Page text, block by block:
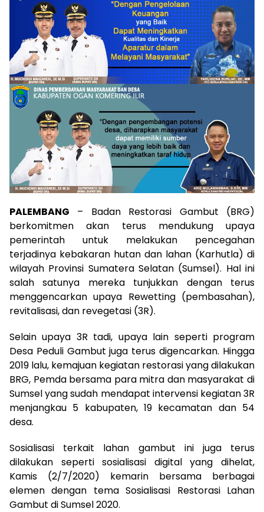
PALEMBANG – Badan Restorasi Gambut (BRG)
berkomitmen akan terus mendukung upaya
pemerintah untuk melakukan pencegahan
terjadinya kebakaran hutan dan lahan (Karhutla) di
wilayah Provinsi Sumatera Selatan (Sumsel). Hal ini
salah satunya mereka tunjukkan dengan terus
menggencarkan upaya Rewetting (pembasahan),
revitalisasi, dan revegetasi (3R).
Selain upaya 3R tadi, upaya lain seperti program
Desa Peduli Gambut juga terus digencarkan. Hingga
2019 lalu, kemajuan kegiatan restorasi yang dilakukan
BRG, Pemda bersama para mitra dan masyarakat di
Sumsel yang sudah mendapat intervensi kegiatan 3R
menjangkau 5 kabupaten, 19 kecamatan dan 54
desa.
Sosialisasi terkait lahan gambut ini juga terus
dilakukan seperti sosialisasi digital yang dihelat,
Kamis (2/7/2020) kemarin bersama berbagai
elemen dengan tema Sosialisasi Restorasi Lahan
Gambut di Sumsel 2020.